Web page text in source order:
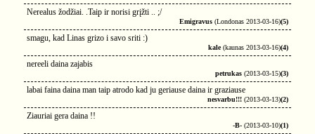
Nerealus žodžiai. .Taip ir norisi grįžti .. ;/
Emigravus (Londonas 2013-03-16)(5)
smagu, kad Linas grizo i savo sriti :)
kale(kaunas 2013-03-16)(4)
nereeli daina zajabis
petrukas (2013-03-15)(3)
labai faina daina man taip atrodo kad ju geriause daina ir graziause
nesvarbu!!! (2013-03-13)(2)
Ziauriai gera daina !!
-B- (2013-03-10)(1)